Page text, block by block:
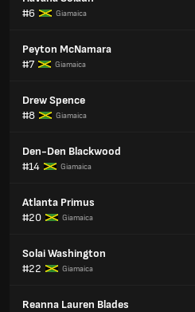
#6
Giamaica
Peyton McNamara
#7
Giamaica
Drew Spence
#8
Giamaica
Den-Den Blackwood
#14
Giamaica
Atlanta Primus
#20
Giamaica
Solai Washington
#22
Giamaica
Reanna Lauren Blades